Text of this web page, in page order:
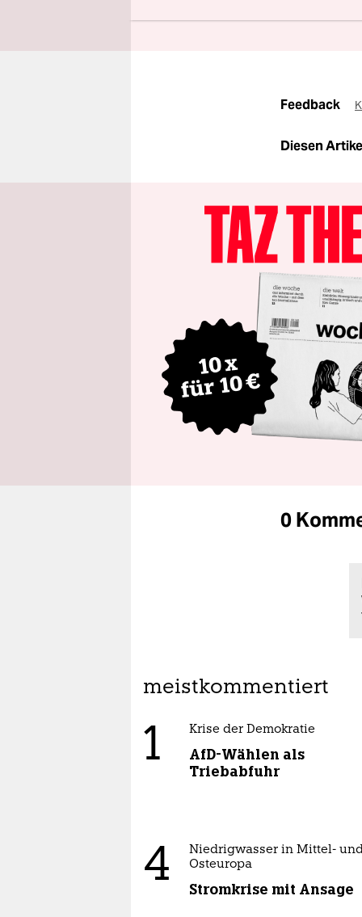
Feedback
Diesen
0
meistkommentiert
1 Krise der Demokratie
AfD-Wählen als
Triebabfuhr
4
Niedrigwasser in Mittel-
Osteuropa
Stromkrise mit Ansage